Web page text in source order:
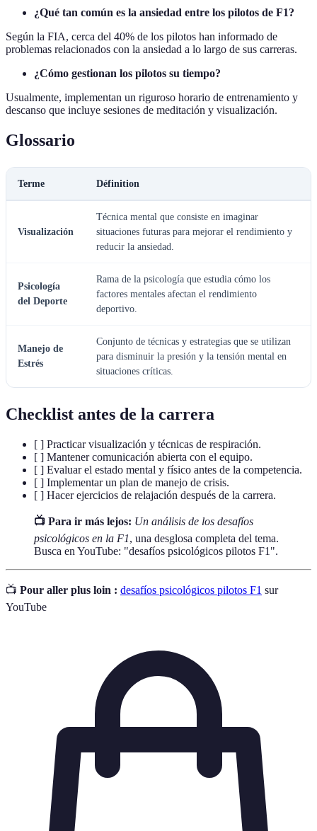
¿Qué tan común es la ansiedad entre los pilotos de F1?
Según la FIA, cerca del 40% de los pilotos han informado de
problemas relacionados con la ansiedad a lo largo de sus carreras.
¿Cómo gestionan los pilotos su tiempo?
Usualmente, implementan un riguroso horario de entrenamiento y
descanso que incluye sesiones de meditación y visualización.
Glossario
Terme Définition
Visualización
Técnica mental que consiste en imaginar
situaciones futuras para mejorar el rendimiento y
reducir la ansiedad.
Psicología
del Deporte
Rama de la psicología que estudia cómo los
factores mentales afectan el rendimiento
deportivo.
Manejo de
Estrés
Conjunto de técnicas y estrategias que se utilizan
para disminuir la presión y la tensión mental en
situaciones críticas.
Checklist antes de la carrera
[ ] Practicar visualización y técnicas de respiración.
[ ] Mantener comunicación abierta con el equipo.
[ ] Evaluar el estado mental y físico antes de la competencia.
[ ] Implementar un plan de manejo de crisis.
[ ] Hacer ejercicios de relajación después de la carrera.
📺 Para ir más lejos: Un análisis de los desafíos
psicológicos en la F1, una desglosa completa del tema.
Busca en YouTube: "desafíos psicológicos pilotos F1".
📺 Pour aller plus loin : desafíos psicológicos pilotos F1 sur
YouTube